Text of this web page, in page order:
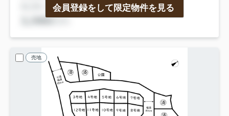
会員登録をして限定物件を見る
売地